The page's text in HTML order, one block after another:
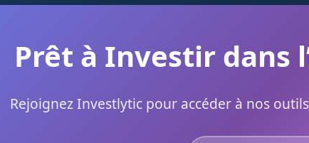
Prêt à Investir dans
Rejoignez Investlytic pour accéder à nos